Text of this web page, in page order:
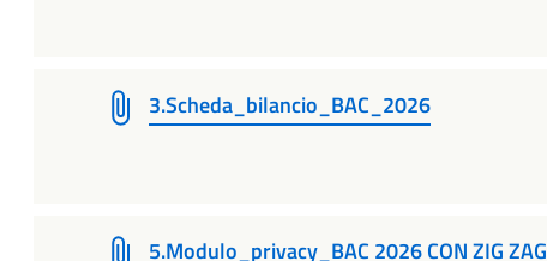
3.Scheda_bilancio_BAC_2026
5.Modulo_privacy_BAC 2026 CON ZIG ZAG